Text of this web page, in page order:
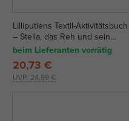
Lilliputiens Textil-Aktivitätsbuch
– Stella, das Reh und sein
Teddybär
beim Lieferanten vorrätig
UVP: 24,99 €
20,73 €